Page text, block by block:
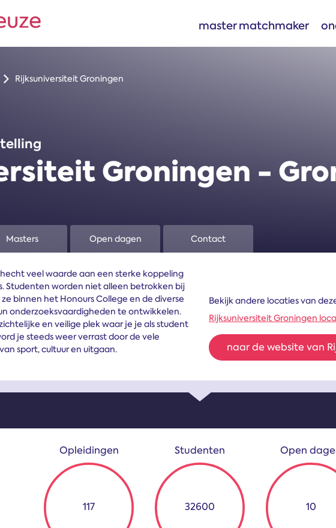
master matchmaker
Rijksuniversiteit Groningen
Groningen -
Masters Open dagen Contact
veel waarde aan een sterke koppeling
Studenten worden niet alleen betrokken bij
binnen het Honours College en de diverse
onderzoeksvaardigheden te ontwikkelen.
en veilige plek waar je je als student
je steeds weer verrast door de vele
sport, cultuur en uitgaan.
Bekijk andere locaties van
Rijksuniversiteit Groningen
naar de website van
Opleidingen
117
Studenten
32600
Open
10